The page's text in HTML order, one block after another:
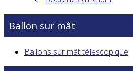
Ballon sur mât
Ballons sur mât télescopique